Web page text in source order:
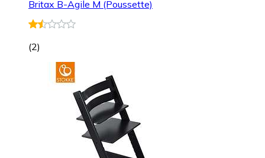
Britax B-Agile M (Poussette)
(2)